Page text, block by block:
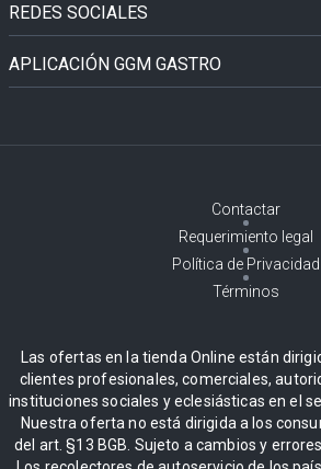
REDES SOCIALES
APLICACIÓN GGM GASTRO
Contactar
Requerimiento legal
Política de Privacidad
Términos
Las ofertas en la tienda Online están
clientes profesionales, comerciales,
instituciones sociales y eclesiásticas en el
Nuestra oferta no está dirigida a los
del art. §13 BGB. Sujeto a cambios y